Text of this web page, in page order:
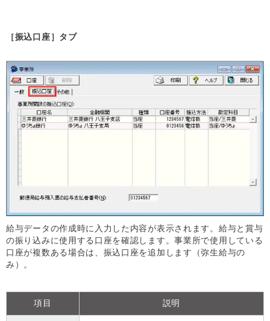
［振込口座］タブ
給与データの作成時に入力した内容が表示されます。給与と賞与
の振り込みに使用する口座を確認します。事業所で使用している
口座が複数ある場合は、振込口座を追加します（弥生給与の
み）。
項目 説明